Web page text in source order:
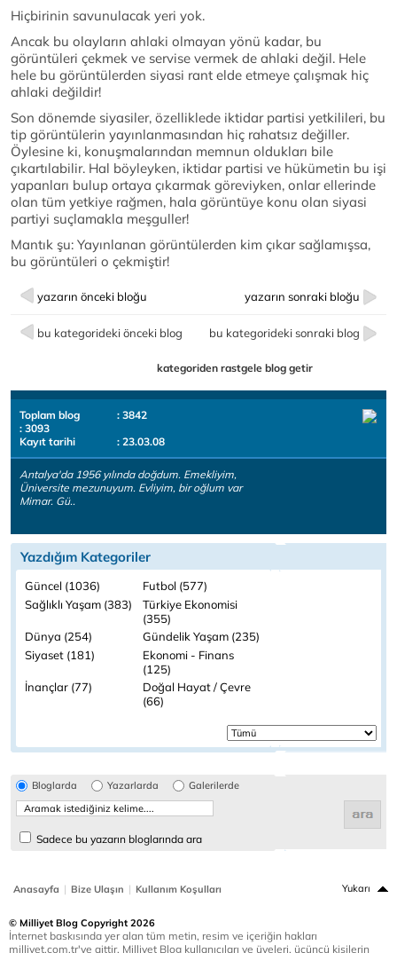
Hiçbirinin savunulacak yeri yok.
Ancak bu olayların ahlaki olmayan yönü kadar, bu
görüntüleri çekmek ve servise vermek de ahlaki değil. Hele
hele bu görüntülerden siyasi rant elde etmeye çalışmak hiç
ahlaki değildir!
Son dönemde siyasiler, özelliklede iktidar partisi yetkilileri, bu
tip görüntülerin yayınlanmasından hiç rahatsız değiller.
Öylesine ki, konuşmalarından memnun oldukları bile
çıkartılabilir. Hal böyleyken, iktidar partisi ve hükümetin bu işi
yapanları bulup ortaya çıkarmak göreviyken, onlar ellerinde
olan tüm yetkiye rağmen, hala görüntüye konu olan siyasi
partiyi suçlamakla meşguller!
Mantık şu: Yayınlanan görüntülerden kim çıkar sağlamışsa,
bu görüntüleri o çekmiştir!
yazarın önceki bloğu yazarın sonraki bloğu
bu kategorideki önceki blog bu kategorideki sonraki blog
kategoriden rastgele blog getir
Toplam blog
: 3842
: 3093
Kayıt tarihi
: 23.03.08
Antalya'da 1956 yılında doğdum. Emekliyim,
Üniversite mezunuyum. Evliyim, bir oğlum var
Mimar. Gü..
Yazdığım Kategoriler
Güncel (1036)
Futbol (577)
Sağlıklı Yaşam (383)
Türkiye Ekonomisi
(355)
Dünya (254)
Gündelik Yaşam (235)
Siyaset (181)
Ekonomi - Finans
(125)
İnançlar (77) Doğal Hayat / Çevre
(66)
Bloglarda Yazarlarda Galerilerde
Sadece bu yazarın bloglarında ara
Anasayfa | Bize Ulaşın | Kullanım Koşulları Yukarı
© Milliyet Blog Copyright 2026
İnternet baskısında yer alan tüm metin, resim ve içeriğin hakları
milliyet.com.tr'ye aittir. Milliyet Blog kullanıcıları ve üyeleri, üçüncü kişilerin